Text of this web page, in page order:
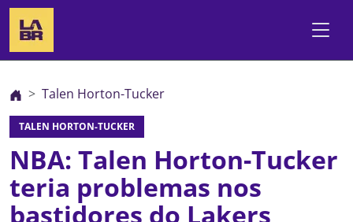
Talen Horton-Tucker
TALEN HORTON-TUCKER
NBA: Talen Horton-Tucker
teria problemas nos
bastidores do Lakers